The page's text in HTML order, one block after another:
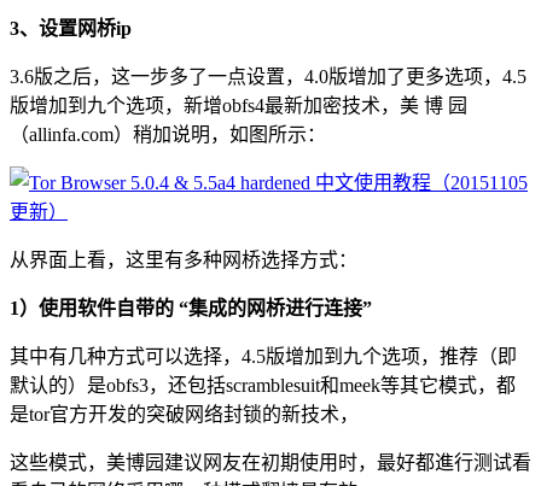
3、设置网桥ip
3.6版之后，这一步多了一点设置，4.0版增加了更多选项，4.5
版增加到九个选项，新增obfs4最新加密技术，美 博 园
（allinfa.com）稍加说明，如图所示：
从界面上看，这里有多种网桥选择方式：
1）使用软件自带的 “集成的网桥进行连接”
其中有几种方式可以选择，4.5版增加到九个选项，推荐（即
默认的）是obfs3，还包括scramblesuit和meek等其它模式，都
是tor官方开发的突破网络封锁的新技术，
这些模式，美博园建议网友在初期使用时，最好都進行测试看